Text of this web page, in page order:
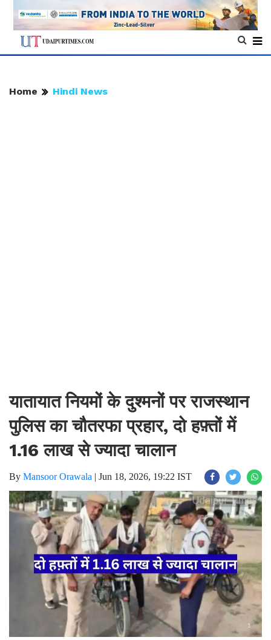
Home Hindi News
यातायात नियमों के दुश्मनों पर राजस्थान
पुलिस का चौतरफा प्रहार, दो हफ़्तों में
1.16 लाख से ज्यादा चालान
By Mansoor Orawala | Jun 18, 2026, 19:22 IST